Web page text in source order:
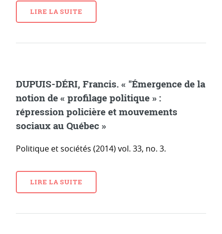
LIRE LA SUITE
DUPUIS-DÉRI, Francis. « "Émergence de la
notion de « profilage politique » :
répression policière et mouvements
sociaux au Québec »
Politique et sociétés (2014) vol. 33, no. 3.
LIRE LA SUITE